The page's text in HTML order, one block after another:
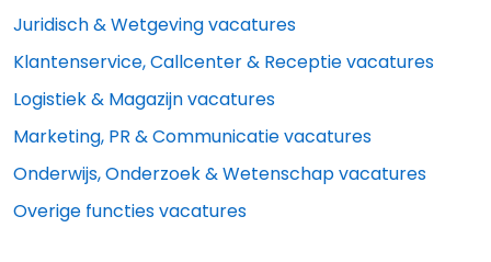
Juridisch & Wetgeving vacatures
Klantenservice, Callcenter & Receptie vacatures
Logistiek & Magazijn vacatures
Marketing, PR & Communicatie vacatures
Onderwijs, Onderzoek & Wetenschap vacatures
Overige functies vacatures